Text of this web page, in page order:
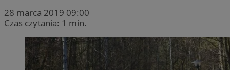
28 marca 2019 09:00
Czas czytania: 1 min.